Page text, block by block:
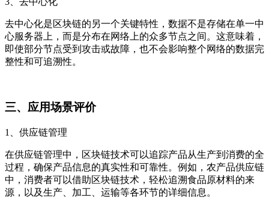
去中心化是区块链的另一个关键特性，数据不是存储在单一中
心服务器上，而是分布在网络上的众多节点之间。这意味着，
即使部分节点受到攻击或故障，也不会影响整个网络的数据完
整性和可追溯性。
三、应用场景评价
1、供应链管理
在供应链管理中，区块链技术可以追踪产品从生产到消费的全
过程，确保产品信息的真实性和可靠性。例如，农产品供应链
中，消费者可以借助区块链技术，轻松追溯食品原材料的来
源，以及生产、加工、运输等各环节的详细信息。